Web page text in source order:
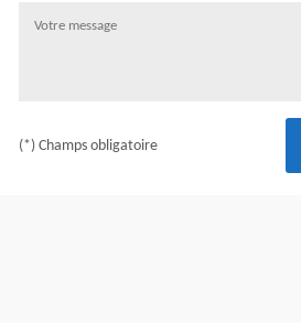
(*) Champs obligatoire